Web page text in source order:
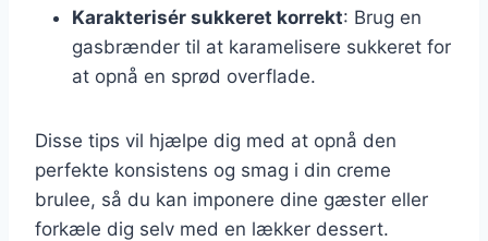
Karakterisér sukkeret korrekt: Brug en
gasbrænder til at karamelisere sukkeret for
at opnå en sprød overflade.
Disse tips vil hjælpe dig med at opnå den
perfekte konsistens og smag i din creme
brulee, så du kan imponere dine gæster eller
forkæle dig selv med en lækker dessert.